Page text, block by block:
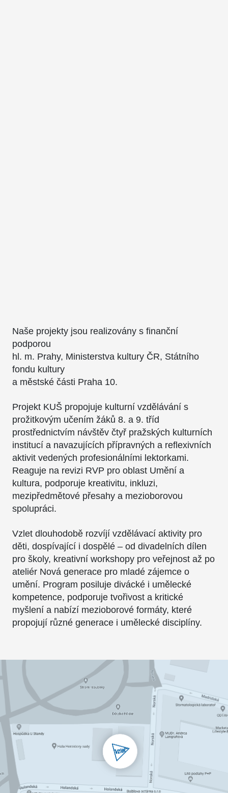
Naše projekty jsou realizovány s finanční
podporou
hl. m. Prahy, Ministerstva kultury ČR, Státního
fondu kultury
a městské části Praha 10.
Projekt KUŠ propojuje kulturní vzdělávání s
prožitkovým učením žáků 8. a 9. tříd
prostřednictvím návštěv čtyř pražských kulturních
institucí a navazujících přípravných a reflexivních
aktivit vedených profesionálními lektorkami.
Reaguje na revizi RVP pro oblast Umění a
kultura, podporuje kreativitu, inkluzi,
mezipředmětové přesahy a mezioborovou
spolupráci.
Vzlet dlouhodobě rozvíjí vzdělávací aktivity pro
děti, dospívající i dospělé – od divadelních dílen
pro školy, kreativní workshopy pro veřejnost až po
ateliér Nová generace pro mladé zájemce o
umění. Program posiluje divácké i umělecké
kompetence, podporuje tvořivost a kritické
myšlení a nabízí mezioborové formáty, které
propojují různé generace i umělecké disciplíny.